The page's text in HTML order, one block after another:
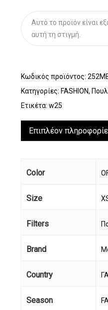
Αυτό το προϊόν είναι
αυτή τη στιγμή.
Κωδικός προϊόντος:
Κατηγορίες: FASHION,
Ετικέτα: w25
Επιπλέον
Color
Size
Filters
Brand
Country
Season